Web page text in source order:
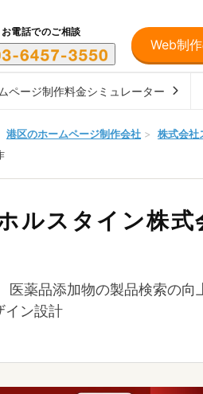
お電話でのご相談
Web制
ページ制作料金シミュレーター
港区のホームページ制作会社 >
株式会社
ルスタイン株
医薬品添加物の製品検索の向
イン設計